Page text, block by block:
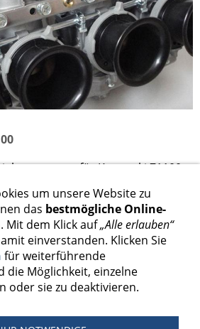
für Kawasaki Z1100
um unsere Website zu
das bestmögliche Online-
Mit dem Klick auf„Alle erlauben“
einverstanden. Klicken Sie
für weiterführende
die Möglichkeit, einzelne
oder sie zu deaktivieren.